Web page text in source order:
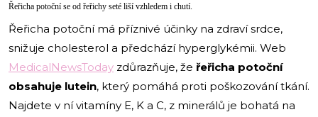
Řeřicha potoční se od řeřichy seté liší vzhledem i chutí.
Řeřicha potoční má příznivé účinky na zdraví srdce,
snižuje cholesterol a předchází hyperglykémii. Web
MedicalNewsToday zdůrazňuje, že řeřicha potoční
obsahuje lutein, který pomáhá proti poškozování tkání.
Najdete v ní vitamíny E, K a C, z minerálů je bohatá na